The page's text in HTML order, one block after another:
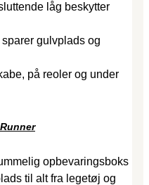
låg beskytter
gulvplads og
på reoler og under
opbevaringsboks
til alt fra legetøj og